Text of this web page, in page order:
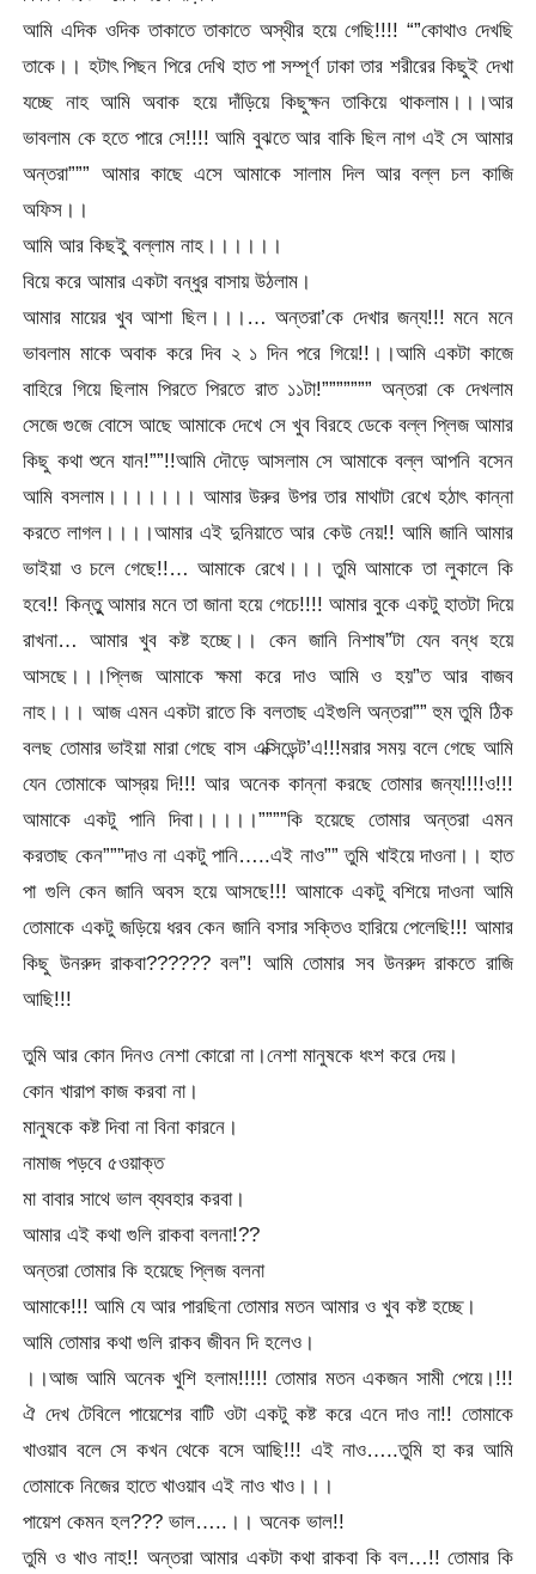
আমি এদিক ওদিক তাকাতে তাকাতে অস্থীর হয়ে গেছি!!!! “”কোথাও দেখছি
তাকে।। হটাৎ পিছন পিরে দেখি হাত পা সম্পূর্ণ ঢাকা তার শরীরের কিছুই দেখা
যচ্ছে নাহ আমি অবাক হয়ে দাঁড়িয়ে কিছুক্ষন তাকিয়ে থাকলাম।।।আর
ভাবলাম কে হতে পারে সে!!!! আমি বুঝতে আর বাকি ছিল নাগ এই সে আমার
অন্তরা””” আমার কাছে এসে আমাকে সালাম দিল আর বল্ল চল কাজি
অফিস।।
আমি আর কিছইু বল্লাম নাহ।।।।।।
বিয়ে করে আমার একটা বন্ধুর বাসায় উঠলাম।
আমার মায়ের খুব আশা ছিল।।।… অন্তরা’কে দেখার জন্য!!! মনে মনে
ভাবলাম মাকে অবাক করে দিব ২ ১ দিন পরে গিয়ে!!।।আমি একটা কাজে
বাহিরে গিয়ে ছিলাম পিরতে পিরতে রাত ১১টা!””””””” অন্তরা কে দেখলাম
সেজে গুজে বোসে আছে আমাকে দেখে সে খুব বিরহে ডেকে বল্ল প্লিজ আমার
কিছু কথা শুনে যান!””!!আমি দৌড়ে আসলাম সে আমাকে বল্ল আপনি বসেন
আমি বসলাম।।।।।।। আমার উরুর উপর তার মাথাটা রেখে হঠাৎ কান্না
করতে লাগল।।।।আমার এই দুনিয়াতে আর কেউ নেয়!! আমি জানি আমার
ভাইয়া ও চলে গেছে!!… আমাকে রেখে।।। তুমি আমাকে তা লুকালে কি
হবে!! কিন্তুু আমার মনে তা জানা হয়ে গেচে!!!! আমার বুকে একটু হাতটা দিয়ে
রাখনা… আমার খুব কষ্ট হচ্ছে।। কেন জানি নিশাষ”টা যেন বন্ধ হয়ে
আসছে।।।প্লিজ আমাকে ক্ষমা করে দাও আমি ও হয়”ত আর বাজব
নাহ।।। আজ এমন একটা রাতে কি বলতাছ এইগুলি অন্তরা”” হুম তুমি ঠিক
বলছ তোমার ভাইয়া মারা গেছে বাস এক্সিডেন্ট’এ!!!মরার সময় বলে গেছে আমি
যেন তোমাকে আস্রয় দি!!! আর অনেক কান্না করছে তোমার জন্য!!!!ও!!!
আমাকে একটু পানি দিবা।।।।।””””কি হয়েছে তোমার অন্তরা এমন
করতাছ কেন”””দাও না একটু পানি…..এই নাও”” তুমি খাইয়ে দাওনা।। হাত
পা গুলি কেন জানি অবস হয়ে আসছে!!! আমাকে একটু বশিয়ে দাওনা আমি
তোমাকে একটু জড়িয়ে ধরব কেন জানি বসার সক্তিও হারিয়ে পেলেছি!!! আমার
কিছু উনরুদ রাকবা?????? বল”! আমি তোমার সব উনরুদ রাকতে রাজি
আছি!!!
তুমি আর কোন দিনও নেশা কোরো না।নেশা মানুষকে ধংশ করে দেয়।
কোন খারাপ কাজ করবা না।
মানুষকে কষ্ট দিবা না বিনা কারনে।
নামাজ পড়বে ৫ওয়াক্ত
মা বাবার সাথে ভাল ব্যবহার করবা।
আমার এই কথা গুলি রাকবা বলনা!??
অন্তরা তোমার কি হয়েছে প্লিজ বলনা
আমাকে!!! আমি যে আর পারছিনা তোমার মতন আমার ও খুব কষ্ট হচ্ছে।
আমি তোমার কথা গুলি রাকব জীবন দি হলেও।
।।আজ আমি অনেক খুশি হলাম!!!!! তোমার মতন একজন সামী পেয়ে।!!!
ঐ দেখ টেবিলে পায়েশের বাটি ওটা একটু কষ্ট করে এনে দাও না!! তোমাকে
খাওয়াব বলে সে কখন থেকে বসে আছি!!! এই নাও…..তুমি হা কর আমি
তোমাকে নিজের হাতে খাওয়াব এই নাও খাও।।।
পায়েশ কেমন হল??? ভাল…..।। অনেক ভাল!!
তুমি ও খাও নাহ!! অন্তরা আমার একটা কথা রাকবা কি বল…!! তোমার কি